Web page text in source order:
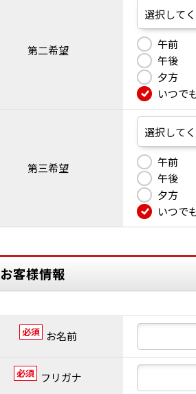
第二希望
午前
午後
夕方
いつで
第三希望
午前
午後
夕方
いつで
お客様情報
必須 お名前
必須 フリガナ